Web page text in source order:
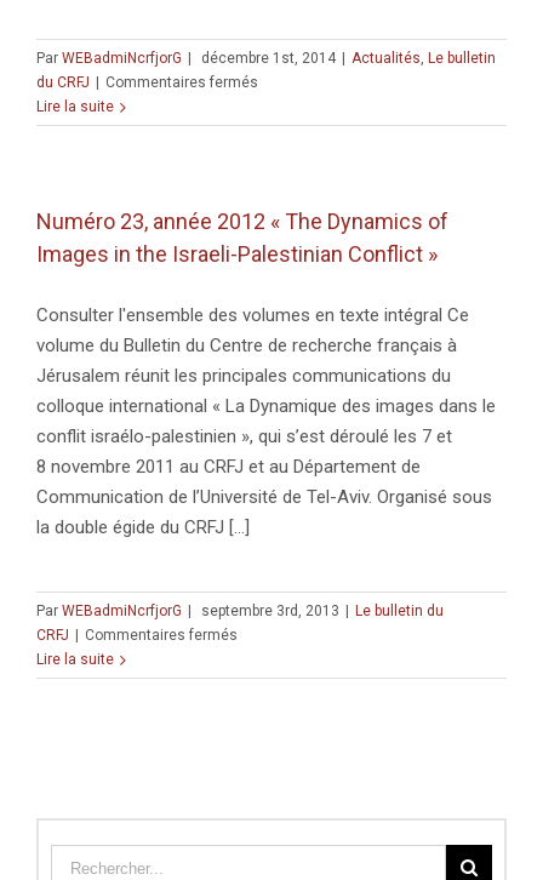
Par WEBadmiNcrfjorG décembre 1st, 2014 Actualités, Le bulletin
du CRFJ
Commentaires fermés
Bulletin
est
en
The
EU,
Israel
and
the
« Arab
Spring »
States.
Quo?
Lire la suite
Numéro 23, année 2012 « The Dynamics of
Images in the Israeli-Palestinian Conflict »
Consulter l'ensemble des volumes en texte intégral Ce
volume du Bulletin du Centre de recherche français à
Jérusalem réunit les principales communications du
colloque international « La Dynamique des images dans le
conflit israélo-palestinien », qui s’est déroulé les 7 et
8 novembre 2011 au CRFJ et au Département de
Communication de l’Université de Tel-Aviv. Organisé sous
la double égide du CRFJ [...]
Par WEBadmiNcrfjorG septembre 3rd, 2013
Le bulletin du
CRFJ
Commentaires fermés
23,
Lire la suite